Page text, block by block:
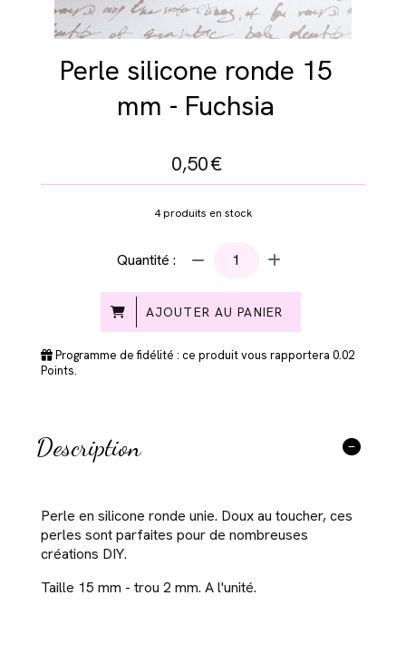
Perle silicone ronde 15
mm - Fuchsia
0,50€
4produits en stock
Quantité :
AJOUTER AU PANIER
Programme de fidélité : ce produit vous rapportera 0.02
Points.
Description
Perle en silicone ronde unie. Doux au toucher, ces
perles sont parfaites pour de nombreuses
créations DIY.
Taille 15 mm - trou 2 mm. A l'unité.